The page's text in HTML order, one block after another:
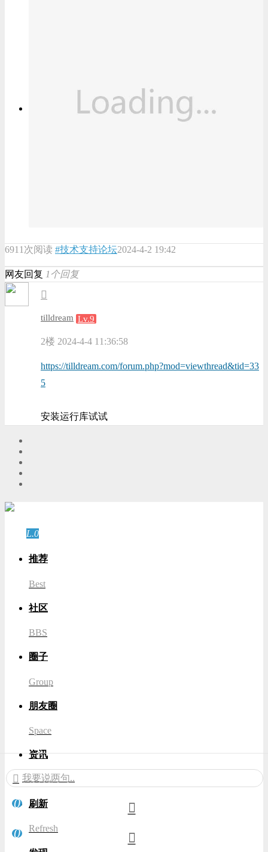
6911次阅读 #技术支持论坛2024-4-2 19:42
网友回复 1个回复
tilldream Lv.9
2楼 2024-4-4 11:36:58
https://tilldream.com/forum.php?mod=viewthread&tid=33
5
安装运行库试试
我要说两句..
0
0
L.0
推荐
Best
社区
BBS
圈子
Group
朋友圈
Space
资讯
News
刷新
Refresh